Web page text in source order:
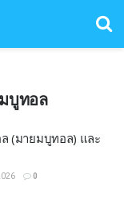
บูทอล
(มายมบูทอล) และ
0